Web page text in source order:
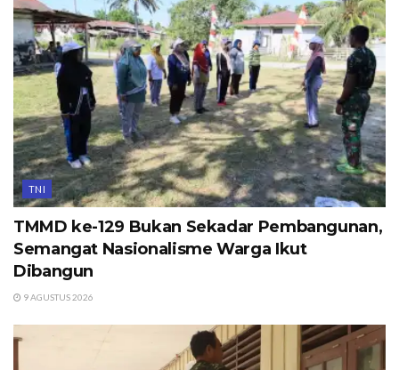
TNI
TMMD ke-129 Bukan Sekadar Pembangunan,
Semangat Nasionalisme Warga Ikut
Dibangun
9 AGUSTUS 2026